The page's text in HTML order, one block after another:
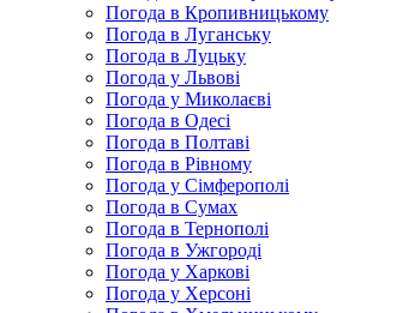
Погода в Кропивницькому
Погода в Луганську
Погода в Луцьку
Погода у Львові
Погода у Миколаєві
Погода в Одесі
Погода в Полтаві
Погода в Рівному
Погода у Сімферополі
Погода в Сумах
Погода в Тернополі
Погода в Ужгороді
Погода у Харкові
Погода у Херсоні